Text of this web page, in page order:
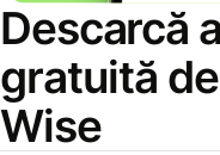
Descarcă
gratuită
Wise